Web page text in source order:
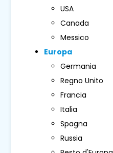
USA
Canada
Messico
Europa
Germania
Regno Unito
Francia
Italia
Spagna
Russia